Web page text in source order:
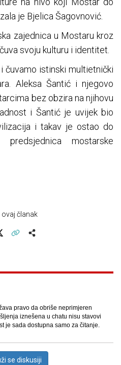
je Bjelica Šagovnović.
zajednica u Mostaru kroz
svoju kulturu i identitet.
čuvamo istinski multietnički
Aleksa Šantić i njegovo
bez obzira na njihovu
i Šantić je uvijek bio
i takav je ostao do
mostarske
ovaj članak
pravo da obriše neprimjeren
iznešena u chatu nisu stavovi
je sada dostupna samo za čitanje.
se diskusiji